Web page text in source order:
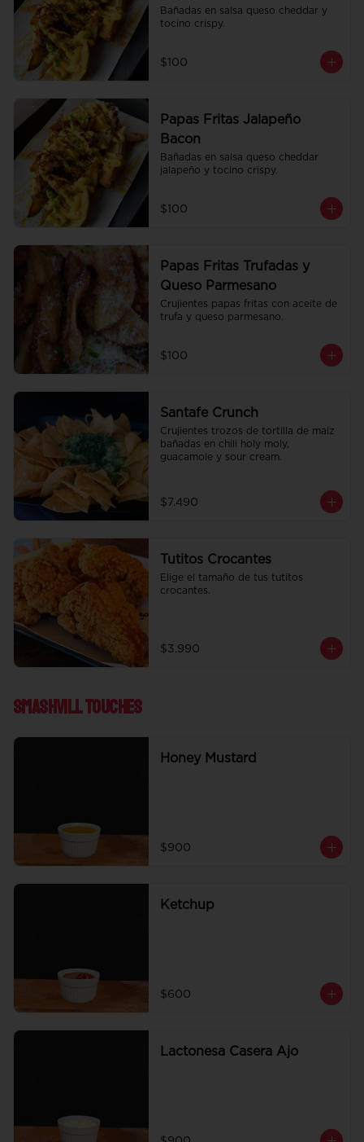
Bañadas en salsa queso cheddar y
tocino crispy.
$100
Papas Fritas Jalapeño
Bacon
Bañadas en salsa queso cheddar
jalapeño y tocino crispy.
$100
Papas Fritas Trufadas y
Queso Parmesano
Crujientes papas fritas con aceite de
trufa y queso parmesano.
$100
Santafe Crunch
Crujientes trozos de tortilla de maíz
bañadas en chili holy moly,
guacamole y sour cream.
$7.490
Tutitos Crocantes
Elige el tamaño de tus tutitos
crocantes.
$3.990
Smashvill Touches
Honey Mustard
$900
Ketchup
$600
Lactonesa Casera Ajo